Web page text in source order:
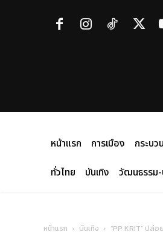
หน้าแรก การเมือง กระบว
ทั่วไทย
บันเทิง วัฒนธรรม
หน้าแรก บันเทิง “PP KRIT” ปล่